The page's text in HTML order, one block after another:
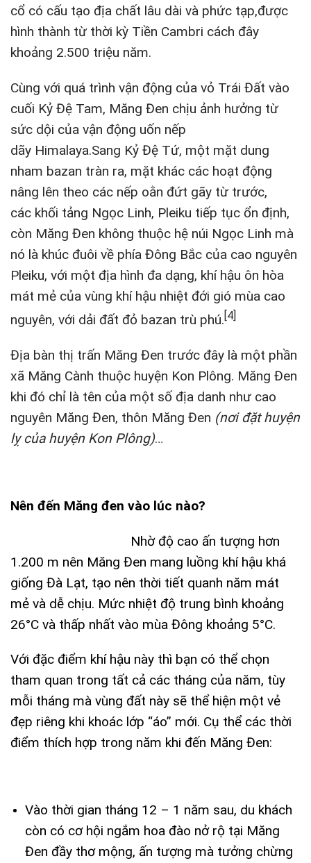
cổ có cấu tạo địa chất lâu dài và phức tạp,được
hình thành từ thời kỳ Tiền Cambri cách đây
khoảng 2.500 triệu năm.
Cùng với quá trình vận động của vỏ Trái Đất vào
cuối Kỷ Đệ Tam, Măng Đen chịu ảnh hưởng từ
sức dội của vận động uốn nếp
dãy Himalaya.Sang Kỷ Đệ Tứ, một mặt dung
nham bazan tràn ra, mặt khác các hoạt động
nâng lên theo các nếp oằn đứt gãy từ trước,
các khối tảng Ngọc Linh, Pleiku tiếp tục ổn định,
còn Măng Đen không thuộc hệ núi Ngọc Linh mà
nó là khúc đuôi về phía Đông Bắc của cao nguyên
Pleiku, với một địa hình đa dạng, khí hậu ôn hòa
mát mẻ của vùng khí hậu nhiệt đới gió mùa cao
nguyên, với dải đất đỏ bazan trù phú.[4]
Địa bàn thị trấn Măng Đen trước đây là một phần
xã Măng Cành thuộc huyện Kon Plông. Măng Đen
khi đó chỉ là tên của một số địa danh như cao
nguyên Măng Đen, thôn Măng Đen (nơi đặt huyện
lỵ của huyện Kon Plông)…
Nên đến Măng đen vào lúc nào?
Nhờ độ cao ấn tượng hơn
1.200 m nên Măng Đen mang luồng khí hậu khá
giống Đà Lạt, tạo nên thời tiết quanh năm mát
mẻ và dễ chịu. Mức nhiệt độ trung bình khoảng
26°C và thấp nhất vào mùa Đông khoảng 5°C.
Với đặc điểm khí hậu này thì bạn có thể chọn
tham quan trong tất cả các tháng của năm, tùy
mỗi tháng mà vùng đất này sẽ thể hiện một vẻ
đẹp riêng khi khoác lớp “áo” mới. Cụ thể các thời
điểm thích hợp trong năm khi đến Măng Đen:
Vào thời gian tháng 12 – 1 năm sau, du khách
còn có cơ hội ngắm hoa đào nở rộ tại Măng
Đen đầy thơ mộng, ấn tượng mà tưởng chừng